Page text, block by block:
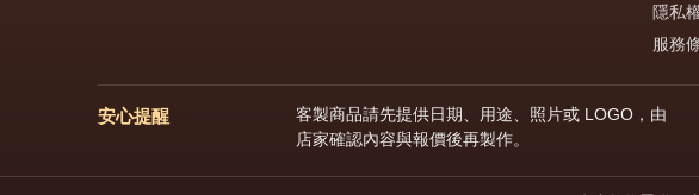
隱私
服務
安心提醒
客製商品請先提供日期、用途、照片或 LOGO，由
店家確認內容與報價後再製作。